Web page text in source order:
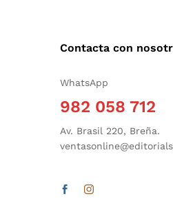
Contacta con
WhatsApp
982 058 712
Av. Brasil 220, Breña.